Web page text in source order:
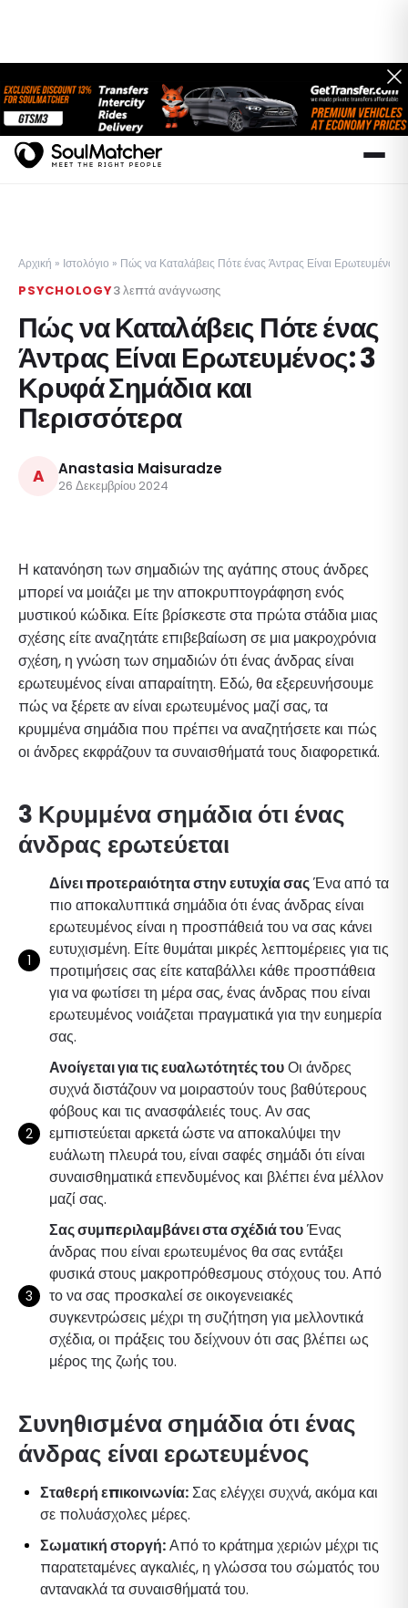
Αρχική » Ιστολόγιο » Πώς να Καταλάβεις Πότε ένας Άντρας Είναι
PSYCHOLOGY3λεπτά ανάγνωσης
Πώς να Καταλάβεις Πότε ένας
Άντρας Είναι Ερωτευμένος: 3
Κρυφά Σημάδια και
Περισσότερα
A Anastasia Maisuradze
26 Δεκεμβρίου 2024
Η κατανόηση των σημαδιών της αγάπης στους άνδρες
μπορεί να μοιάζει με την αποκρυπτογράφηση ενός
μυστικού κώδικα. Είτε βρίσκεστε στα πρώτα στάδια μιας
σχέσης είτε αναζητάτε επιβεβαίωση σε μια μακροχρόνια
σχέση, η γνώση των σημαδιών ότι ένας άνδρας είναι
ερωτευμένος είναι απαραίτητη. Εδώ, θα εξερευνήσουμε
πώς να ξέρετε αν είναι ερωτευμένος μαζί σας, τα
κρυμμένα σημάδια που πρέπει να αναζητήσετε και πώς
οι άνδρες εκφράζουν τα συναισθήματά τους διαφορετικά.
3 Κρυμμένα σημάδια ότι ένας
άνδρας ερωτεύεται
Δίνει προτεραιότητα στην ευτυχία σαςΈνα από τα
πιο αποκαλυπτικά σημάδια ότι ένας άνδρας είναι
ερωτευμένος είναι η προσπάθειά του να σας κάνει
ευτυχισμένη. Είτε θυμάται μικρές λεπτομέρειες για τις
προτιμήσεις σας είτε καταβάλλει κάθε προσπάθεια
για να φωτίσει τη μέρα σας, ένας άνδρας που είναι
ερωτευμένος νοιάζεται πραγματικά για την ευημερία
σας.
Ανοίγεται για τις ευαλωτότητές τουΟι άνδρες
συχνά διστάζουν να μοιραστούν τους βαθύτερους
φόβους και τις ανασφάλειές τους. Αν σας
εμπιστεύεται αρκετά ώστε να αποκαλύψει την
ευάλωτη πλευρά του, είναι σαφές σημάδι ότι είναι
συναισθηματικά επενδυμένος και βλέπει ένα μέλλον
μαζί σας.
Σας συμπεριλαμβάνει στα σχέδιά τουΈνας
άνδρας που είναι ερωτευμένος θα σας εντάξει
φυσικά στους μακροπρόθεσμους στόχους του. Από
το να σας προσκαλεί σε οικογενειακές
συγκεντρώσεις μέχρι τη συζήτηση για μελλοντικά
σχέδια, οι πράξεις του δείχνουν ότι σας βλέπει ως
μέρος της ζωής του.
Συνηθισμένα σημάδια ότι ένας
άνδρας είναι ερωτευμένος
Σταθερή επικοινωνία:Σας ελέγχει συχνά, ακόμα και
σε πολυάσχολες μέρες.
Σωματική στοργή:Από το κράτημα χεριών μέχρι τις
παρατεταμένες αγκαλιές, η γλώσσα του σώματός του
αντανακλά τα συναισθήματά του.